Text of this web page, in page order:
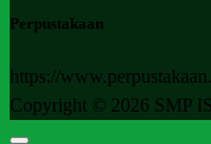
Perpustakaan
https://
Copyright © 2026 SMP